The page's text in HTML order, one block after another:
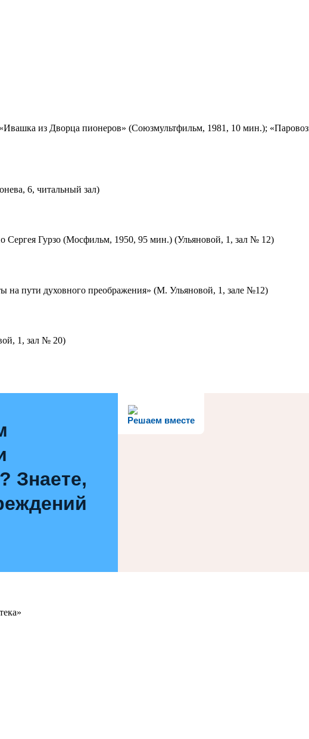
из Дворца пионеров» (Союзмультфильм, 1981, 10 мин.);
6, читальный зал)
Сергея Гурзо (Мосфильм, 1950, 95 мин.) (Ульяновой, 1, зал № 12)
на пути духовного преображения» (М. Ульяновой, 1, зале №12)
1, зал № 20)
Решаем вместе
Знаете,